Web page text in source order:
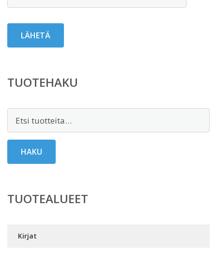
TUOTEHAKU
HAKU
TUOTEALUEET
Kirjat